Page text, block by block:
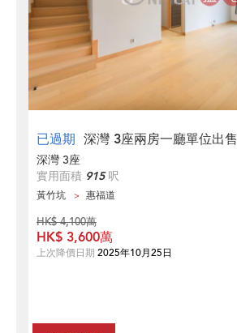
已過期 深灣 3座兩房一廳單位出售
深灣 3座
實用面積 915呎
黃竹坑 惠福道
HK$ 4,100萬
HK$ 3,600萬
上次降價日期 2025年10月25日